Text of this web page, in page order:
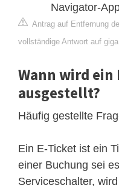
Navigator-
Antrag auf Entfernung
vollständige Antwort auf
Wann wird ein
ausgestellt?
Häufig gestellte
Ein E-Ticket ist ein
einer Buchung sei
Serviceschalter,